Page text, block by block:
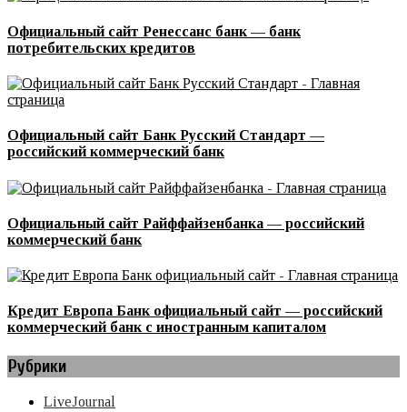
Официальный сайт Ренессанс банк — банк
потребительских кредитов
Официальный сайт Банк Русский Стандарт —
российский коммерческий банк
Официальный сайт Райффайзенбанка — российский
коммерческий банк
Кредит Европа Банк официальный сайт — российский
коммерческий банк с иностранным капиталом
Рубрики
LiveJournal